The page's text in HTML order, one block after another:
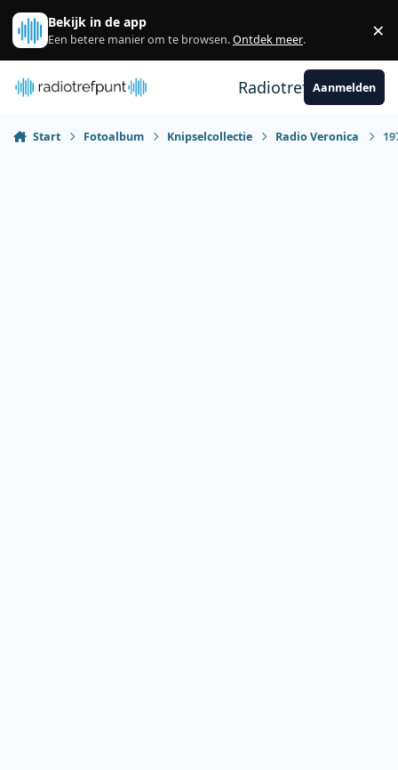
Spring naar bijdragen
Bekijk in de app
Een betere manier om te browsen.Ontdek meer. ×
RadiotrefpuntAanmelden
Start Fotoalbum Knipselcollectie Radio Veronica